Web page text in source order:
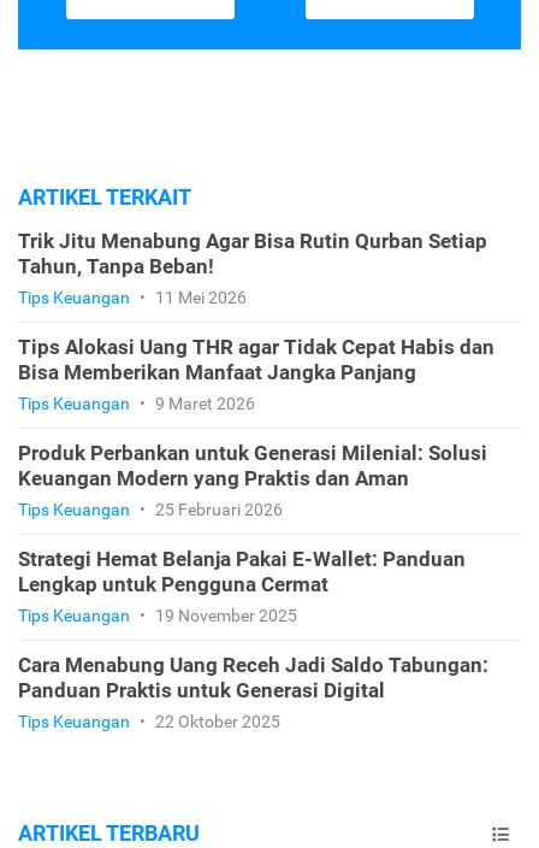
ARTIKEL TERKAIT
Trik Jitu Menabung Agar Bisa Rutin Qurban Setiap
Tahun, Tanpa Beban!
Tips Keuangan • 11 Mei 2026
Tips Alokasi Uang THR agar Tidak Cepat Habis dan
Bisa Memberikan Manfaat Jangka Panjang
Tips Keuangan • 9 Maret 2026
Produk Perbankan untuk Generasi Milenial: Solusi
Keuangan Modern yang Praktis dan Aman
Tips Keuangan • 25 Februari 2026
Strategi Hemat Belanja Pakai E-Wallet: Panduan
Lengkap untuk Pengguna Cermat
Tips Keuangan • 19 November 2025
Cara Menabung Uang Receh Jadi Saldo Tabungan:
Panduan Praktis untuk Generasi Digital
Tips Keuangan • 22 Oktober 2025
ARTIKEL TERBARU